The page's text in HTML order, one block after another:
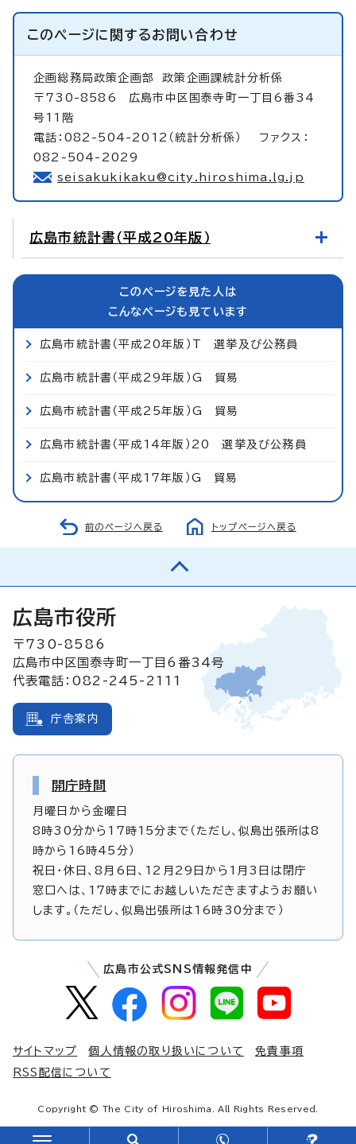
このページに関するお問い合わせ
企画総務局政策企画部政策企画課統計分析係
〒730-8586 広島市中区国泰寺町一丁目6番34
号11階
電話：082-504-2012（統計分析係） ファクス：
082-504-2029
seisakukikaku@city.hiroshima.lg.jp
広島市統計書（平成20年版）
このページを見た人は
こんなページも見ています
広島市統計書（平成20年版）T 選挙及び公務員
広島市統計書（平成29年版）G 貿易
広島市統計書（平成25年版）G 貿易
広島市統計書（平成14年版）20 選挙及び公務員
広島市統計書（平成17年版）G 貿易
前のページへ戻る トップページへ戻る
広島市役所
〒730-8586
広島市中区国泰寺町一丁目6番34号
代表電話：082-245-2111
庁舎案内
開庁時間
月曜日から金曜日
8時30分から17時15分まで（ただし、似島出張所は8
時から16時45分）
祝日・休日、8月6日、12月29日から1月3日は閉庁
窓口へは、17時までにお越しいただきますようお願い
します。（ただし、似島出張所は16時30分まで）
広島市公式SNS情報発信中
サイトマップ 個人情報の取り扱いについて
免責事項
RSS配信について
Copyright © The City of Hiroshima. All Rights Reserved.